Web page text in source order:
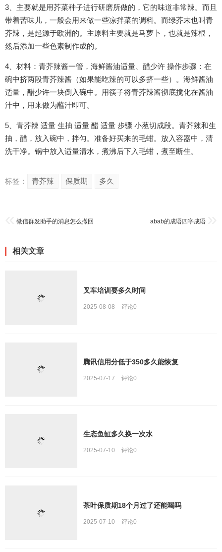
3、主要就是用芥菜种子进行研磨所做的，它的味道非常辣。而且
带着苦味儿，一般会用来做一些凉拌菜的调料。而绿芥末也叫青
芥辣，是起源于欧洲的。主原料主要就是马萝卜，也就是辣根，
然后添加一些色素制作成的。
4、材料：青芥辣酱一管，海鲜酱油适量、醋少许 操作步骤：在
碗中挤两段青芥辣酱（如果能吃辣的可以多挤一些）。海鲜酱油
适量，醋少许一块倒入碗中。用筷子将青芥辣酱彻底搅化在酱油
汁中，用来做为蘸汁即可。
5、青芥辣 适量 生抽 适量 醋 适量 步骤 小葱切成段。青芥辣和生
抽，醋，放入碗中，拌匀。准备好买来的毛蚶。放入容器中，清
洗干净。锅中放入适量清水，煮沸后下入毛蚶，煮至断生。
标签： 青芥辣 保质期 多久
微信群发助手的消息怎么撤回 abab的成语四字成语
相关文章
叉车培训要多久时间
2025-08-08 评论0
腾讯信用分低于350多久能恢复
2025-07-17 评论0
生态鱼缸多久换一次水
2025-07-10 评论0
茶叶保质期18个月过了还能喝吗
2025-07-10 评论0